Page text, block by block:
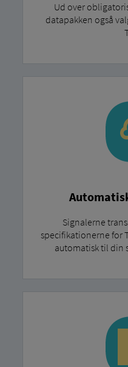
Ud over
datapakken også
Signalerne
specifikationerne for
automatisk til din